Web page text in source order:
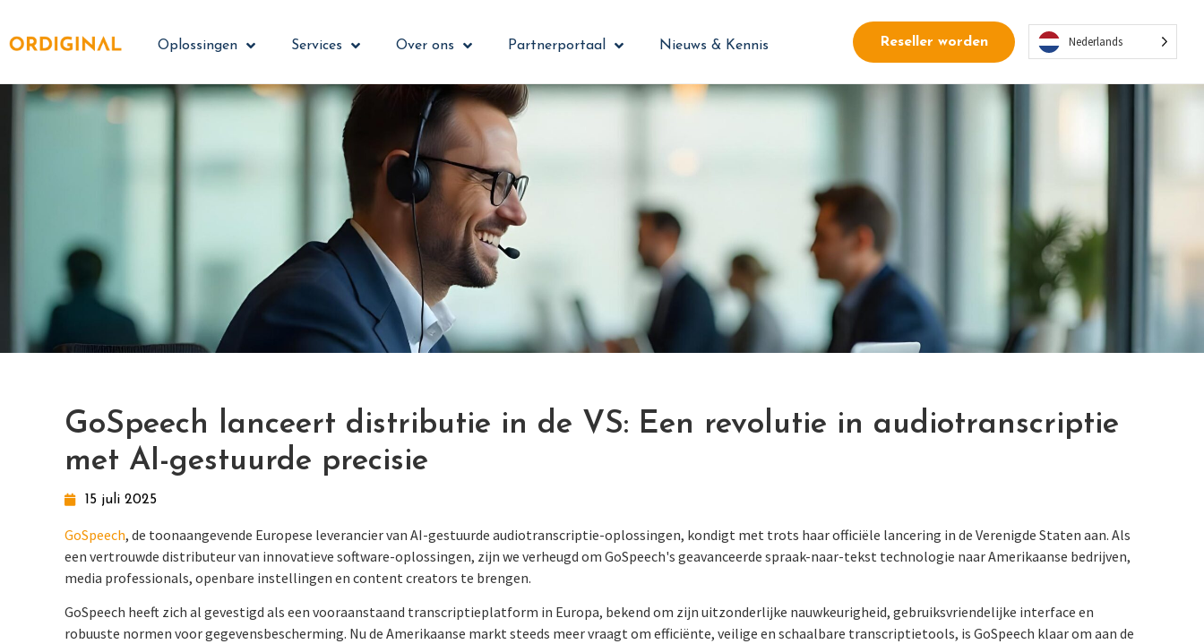
Oplossingen Services Over ons Partnerportaal Nieuws & Kennis Reseller worden Nederlands
GoSpeech lanceert distributie in de VS: Een revolutie in audiotranscriptie
met AI-gestuurde precisie
15 juli 2025
GoSpeech, de toonaangevende Europese leverancier van AI-gestuurde audiotranscriptie-oplossingen, kondigt met trots haar officiële lancering in de Verenigde Staten aan. Als
een vertrouwde distributeur van innovatieve software-oplossingen, zijn we verheugd om GoSpeech's geavanceerde spraak-naar-tekst technologie naar Amerikaanse bedrijven,
media professionals, openbare instellingen en content creators te brengen.
GoSpeech heeft zich al gevestigd als een vooraanstaand transcriptieplatform in Europa, bekend om zijn uitzonderlijke nauwkeurigheid, gebruiksvriendelijke interface en
robuuste normen voor gegevensbescherming. Nu de Amerikaanse markt steeds meer vraagt om efficiënte, veilige en schaalbare transcriptietools, is GoSpeech klaar om aan de